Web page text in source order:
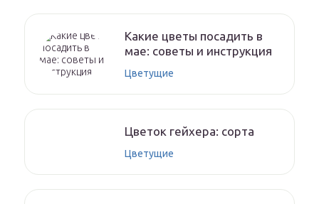
Какие цветы посадить в
мае: советы и инструкция
Цветущие
Цветок гейхера: сорта
Цветущие